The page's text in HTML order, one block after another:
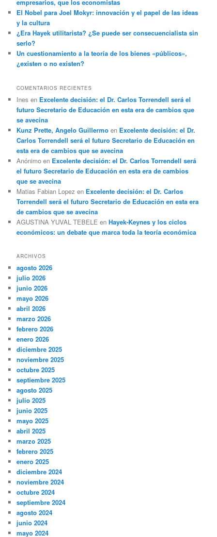
empresarios, que los economistas
El Nobel para Joel Mokyr: innovación y el papel de las ideas
y la cultura
¿Era Hayek utilitarista? ¿Se puede ser consecuencialista sin
serlo?
Un cuestionamiento a la teoría de los bienes «públicos»,
¿existen o no existen?
COMENTARIOS RECIENTES
Ines en Excelente decisión: el Dr. Carlos Torrendell será el
futuro Secretario de Educación en esta era de cambios que
se avecina
Kunz Prette, Angelo Guillermo en Excelente decisión: el Dr.
Carlos Torrendell será el futuro Secretario de Educación en
esta era de cambios que se avecina
Anónimo en Excelente decisión: el Dr. Carlos Torrendell será
el futuro Secretario de Educación en esta era de cambios
que se avecina
Matias Fabian Lopez en Excelente decisión: el Dr. Carlos
Torrendell será el futuro Secretario de Educación en esta era
de cambios que se avecina
AGUSTINA YUVAL TEBELE enHayek-Keynes y los ciclos
económicos: un debate que marca toda la teoría económica
ARCHIVOS
agosto 2026
julio 2026
junio 2026
mayo 2026
abril 2026
marzo 2026
febrero 2026
enero 2026
diciembre 2025
noviembre 2025
octubre 2025
septiembre 2025
agosto 2025
julio 2025
junio 2025
mayo 2025
abril 2025
marzo 2025
febrero 2025
enero 2025
diciembre 2024
noviembre 2024
octubre 2024
septiembre 2024
agosto 2024
junio 2024
mayo 2024